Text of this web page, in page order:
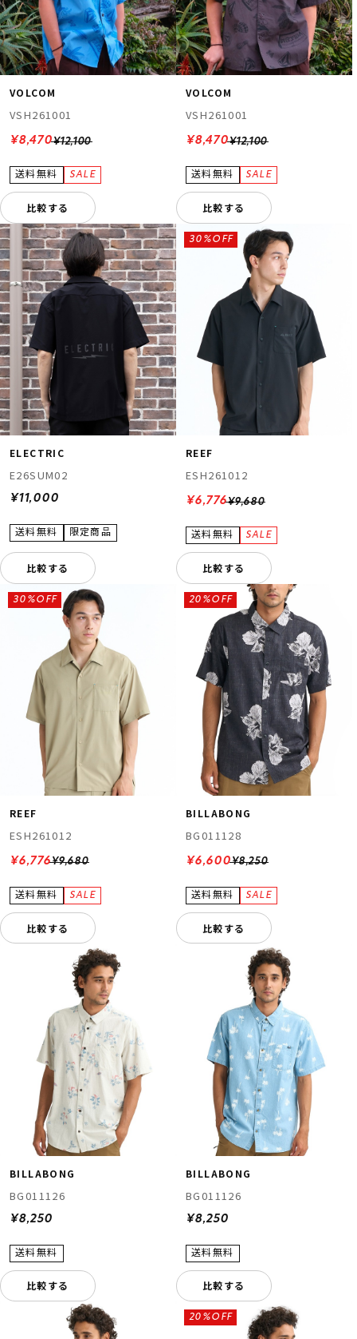
VOLCOM
VSH261001
¥12,100
¥8,470
比較する
VOLCOM
VSH261001
¥12,100
¥8,470
比較する
ELECTRIC
E26SUM02
¥11,000
比較する
REEF
ESH261012
¥9,680
30%OFF
¥6,776
比較する
REEF
ESH261012
¥9,680
30%OFF
¥6,776
比較する
BILLABONG
BG011128
¥8,250
20%OFF
¥6,600
比較する
BILLABONG
BG011126
¥8,250
比較する
BILLABONG
BG011126
¥8,250
比較する
20%OFF